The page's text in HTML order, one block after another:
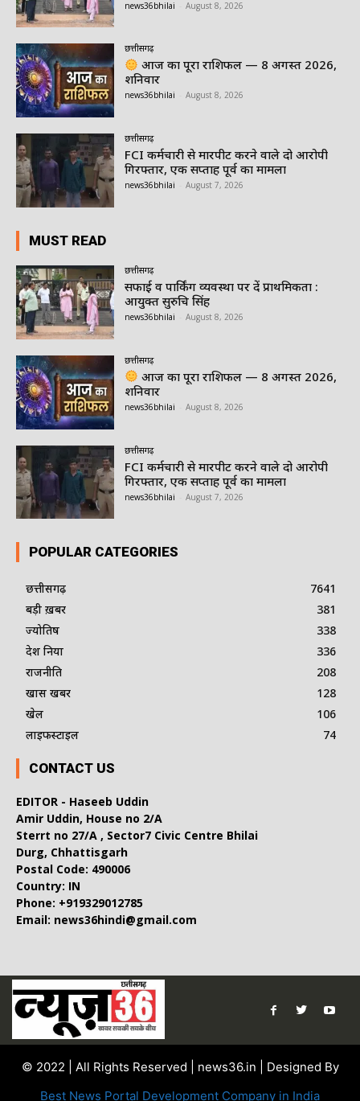
news36bhilai August 8, 2026
छत्तीसगढ़
आज का पूरा राशिफल — 8 अगस्त 2026,
शनिवार
news36bhilai August 8, 2026
छत्तीसगढ़
FCI कर्मचारी से मारपीट करने वाले दो आरोपी
गिरफ्तार, एक सप्ताह पूर्व का मामला
news36bhilai August 7, 2026
MUST READ
छत्तीसगढ़
सफाई व पार्किंग व्यवस्था पर दें प्राथमिकता :
आयुक्त सुरुचि सिंह
news36bhilai August 8, 2026
छत्तीसगढ़
आज का पूरा राशिफल — 8 अगस्त 2026,
शनिवार
news36bhilai August 8, 2026
छत्तीसगढ़
FCI कर्मचारी से मारपीट करने वाले दो आरोपी
गिरफ्तार, एक सप्ताह पूर्व का मामला
news36bhilai August 7, 2026
POPULAR CATEGORIES
छत्तीसगढ़
7641
बड़ी ख़बर
381
ज्योतिष
338
देश दुनिया
336
राजनीति
208
खास खबर
128
खेल
106
लाइफस्टाइल
74
CONTACT US
EDITOR - Haseeb Uddin
Amir Uddin, House no 2/A
Sterrt no 27/A , Sector7 Civic Centre Bhilai
Durg, Chhattisgarh
Postal Code: 490006
Country: IN
Phone: +919329012785
Email: news36hindi@gmail.com
© 2022 | All Rights Reserved | news36.in | Designed By
Best News Portal Development Company in India